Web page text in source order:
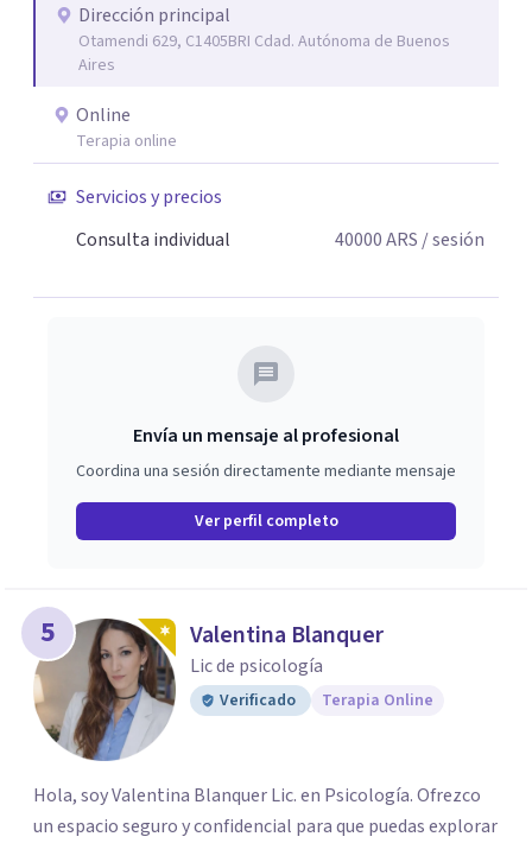
quien consulta.
Dirección principal
Otamendi 629, C1405BRI Cdad. Autónoma de Buenos
Aires
Online
Terapia online
Servicios y precios
Consulta individual
40000ARS / sesión
Envía un mensaje al profesional
Coordina una sesión directamente mediante mensaje
Ver perfil completo
5 Valentina Blanquer
Lic de psicología
Verificado Terapia Online
Hola, soy Valentina Blanquer Lic. en Psicología. Ofrezco
un espacio seguro y confidencial para que puedas explorar